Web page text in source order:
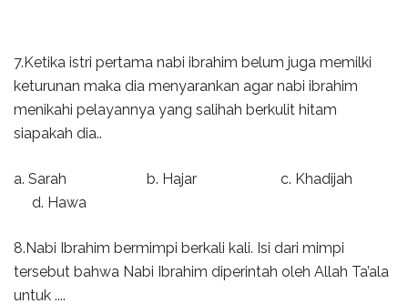
7.Ketika istri pertama nabi ibrahim belum juga memilki
keturunan maka dia menyarankan agar nabi ibrahim
menikahi pelayannya yang salihah berkulit hitam
siapakah dia..
a. Sarah b. Hajar c. Khadijah
d. Hawa
8.Nabi Ibrahim bermimpi berkali kali. Isi dari mimpi
tersebut bahwa Nabi Ibrahim diperintah oleh Allah Ta’ala
untuk ....